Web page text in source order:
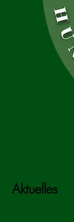
Aktuelles